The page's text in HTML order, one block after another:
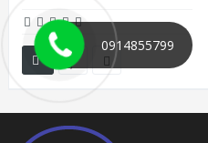
0914855799